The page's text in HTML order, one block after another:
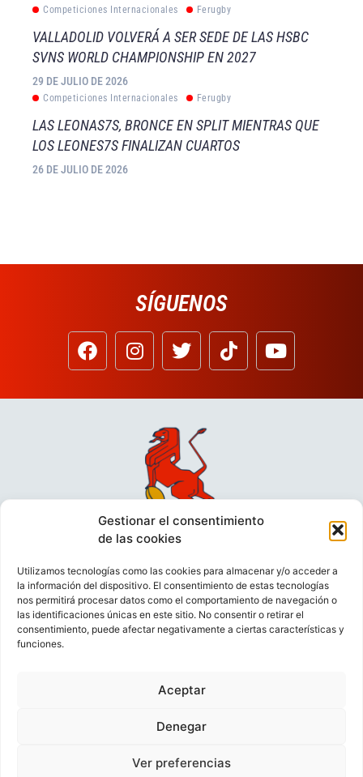
Gestionar el consentimiento
de las cookies
Utilizamos tecnologías como las cookies para almacenar y/o acceder a
la información del dispositivo. El consentimiento de estas tecnologías
nos permitirá procesar datos como el comportamiento de navegación o
las identificaciones únicas en este sitio. No consentir o retirar el
consentimiento, puede afectar negativamente a ciertas características y
funciones.
Aceptar
Denegar
Ver preferencias
Competiciones Internacionales Ferugby
VALLADOLID VOLVERÁ A SER SEDE DE LAS HSBC
SVNS WORLD CHAMPIONSHIP EN 2027
29 DE JULIO DE 2026
Competiciones Internacionales Ferugby
LAS LEONAS7S, BRONCE EN SPLIT MIENTRAS QUE
LOS LEONES7S FINALIZAN CUARTOS
26 DE JULIO DE 2026
SÍGUENOS
VIDEOCONFERENCIAS
POLÍTICA DE PRIVACIDAD
CONTACTO
© FEDERACIÓN ESPAÑOLA DE RUGBY 2023.